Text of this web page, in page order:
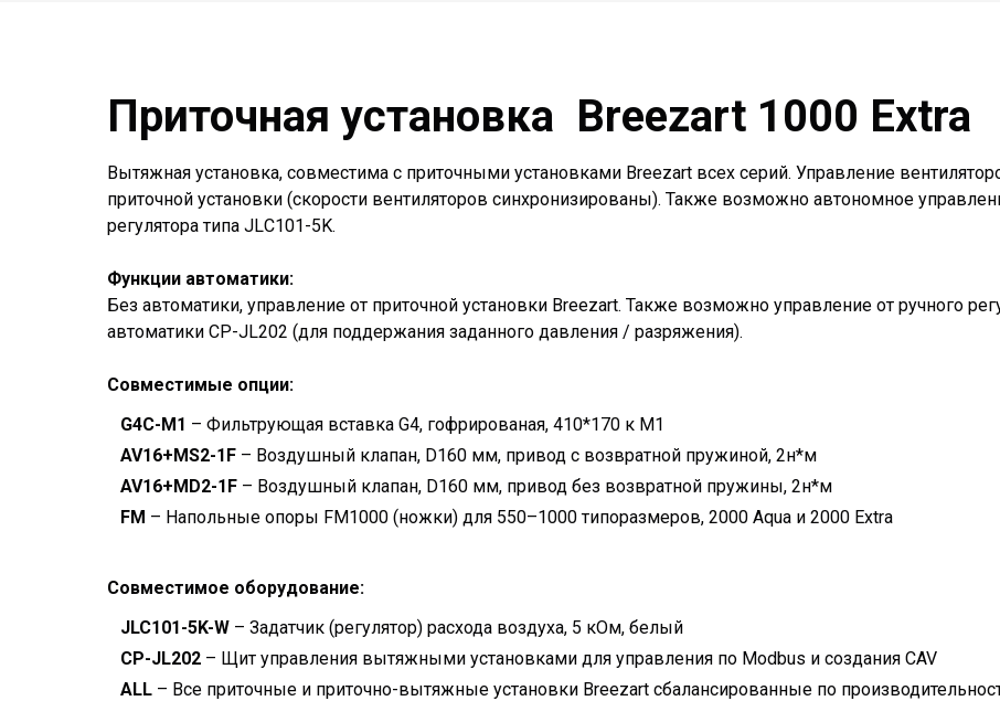
Приточная установка Breezart 1000 Extra
Вытяжная установка, совместима с приточными установками Breezart всех серий. Управление
приточной установки (скорости вентиляторов синхронизированы). Также возможно автономное
регулятора типа JLС101-5K.
Функции автоматики:
Без автоматики, управление от приточной установки Breezart. Также возможно управление от ручного
автоматики CP-JL202 (для поддержания заданного давления / разряжения).
Совместимые опции:
G4C-M1 – Фильтрующая вставка G4, гофрированая, 410*170 к M1
AV16+MS2-1F – Воздушный клапан, D160 мм, привод с возвратной пружиной, 2н*м
AV16+MD2-1F – Воздушный клапан, D160 мм, привод без возвратной пружины, 2н*м
FM – Напольные опоры FM1000 (ножки) для 550–1000 типоразмеров, 2000 Aqua и 2000 Extra
Совместимое оборудование:
JLC101-5K-W – Задатчик (регулятор) расхода воздуха, 5 кОм, белый
CP-JL202 – Щит управления вытяжными установками для управления по Modbus и создания CAV
ALL – Все приточные и приточно-вытяжные установки Breezart сбалансированные по